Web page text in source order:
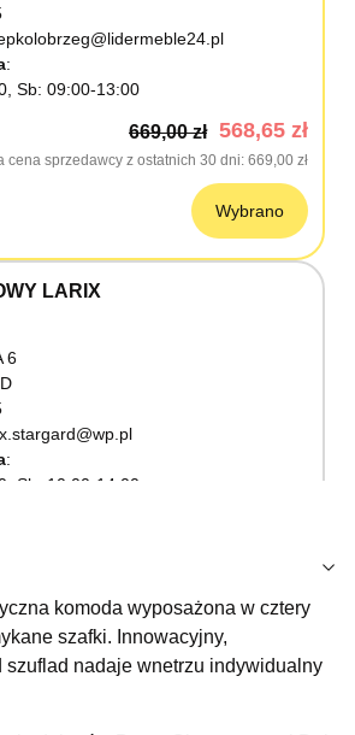
Sb: 09:00-13:00
669,00 zł 568,65 zł
cena sprzedawcy z ostatnich 30 dni 669,00 zł
Wybrano
LARIX
6
Sb: 10:00-14:00
Wybierz
KUBUŚ
komoda wyposażona w cztery
szafki. Innowacyjny,
szuflad nadaje wnetrzu indywidualny